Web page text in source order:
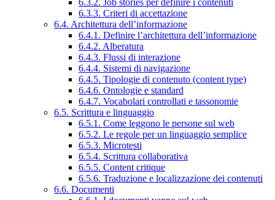
6.3.2. Job stories per definire i contenuti
6.3.3. Criteri di accettazione
6.4. Architettura dell’informazione
6.4.1. Definire l’architettura dell’informazione
6.4.2. Alberatura
6.4.3. Flussi di interazione
6.4.4. Sistemi di navigazione
6.4.5. Tipologie di contenuto (content type)
6.4.6. Ontologie e standard
6.4.7. Vocabolari controllati e tassonomie
6.5. Scrittura e linguaggio
6.5.1. Come leggono le persone sul web
6.5.2. Le regole per un linguaggio semplice
6.5.3. Microtesti
6.5.4. Scrittura collaborativa
6.5.5. Content critique
6.5.6. Traduzione e localizzazione dei contenuti
6.6. Documenti